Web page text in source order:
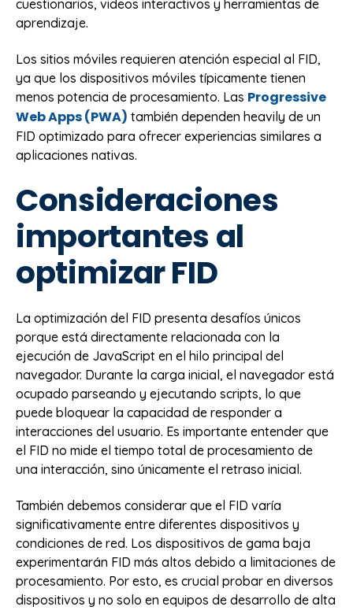
cuestionarios, videos interactivos y herramientas de
aprendizaje.
Los sitios móviles requieren atención especial al FID,
ya que los dispositivos móviles típicamente tienen
menos potencia de procesamiento. Las Progressive
Web Apps (PWA) también dependen heavily de un
FID optimizado para ofrecer experiencias similares a
aplicaciones nativas.
Consideraciones
importantes al
optimizar FID
La optimización del FID presenta desafíos únicos
porque está directamente relacionada con la
ejecución de JavaScript en el hilo principal del
navegador. Durante la carga inicial, el navegador está
ocupado parseando y ejecutando scripts, lo que
puede bloquear la capacidad de responder a
interacciones del usuario. Es importante entender que
el FID no mide el tiempo total de procesamiento de
una interacción, sino únicamente el retraso inicial.
También debemos considerar que el FID varía
significativamente entre diferentes dispositivos y
condiciones de red. Los dispositivos de gama baja
experimentarán FID más altos debido a limitaciones de
procesamiento. Por esto, es crucial probar en diversos
dispositivos y no solo en equipos de desarrollo de alta